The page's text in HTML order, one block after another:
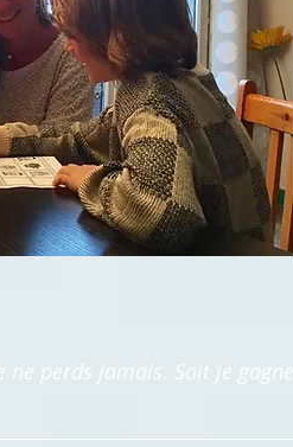
ne perds jamais. Soit je